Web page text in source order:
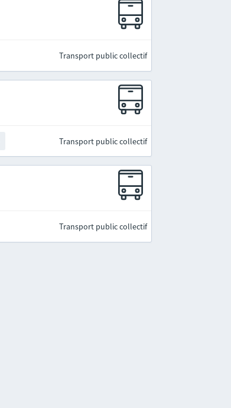
Transport public collectif
Transport public collectif
Transport public collectif